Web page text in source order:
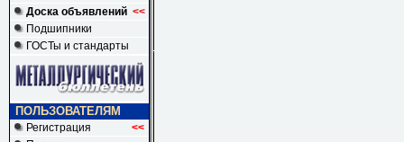
Доска объявлений <<
Подшипники
ГОСТы и стандарты
ПОЛЬЗОВАТЕЛЯМ
Регистрация <<